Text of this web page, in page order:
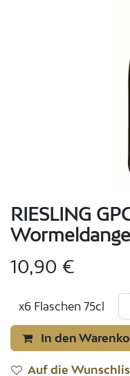
RIESLING
10,90 €
In den
Auf die